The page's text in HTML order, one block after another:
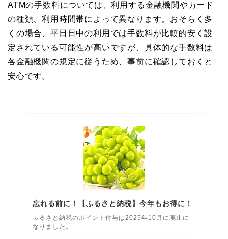
ATMの手数料については、利用する金融機関やカード
の種類、利用時間帯によって異なります。おそらく多
くの場合、平日日中の利用では手数料が比較的安く設
定されている可能性が高いですが、具体的な手数料は
各金融機関の規定に従うため、事前に確認しておくと
安心です。
忘れる前に！【ふるさと納税】今年もお得に！
ふるさと納税のポイント付与は2025年10月に廃止に
なりました。